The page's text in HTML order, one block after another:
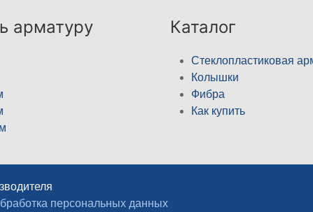
арматуру Каталог
Стеклопластиковая
Колышки
Фибра
Как купить
персональных данных